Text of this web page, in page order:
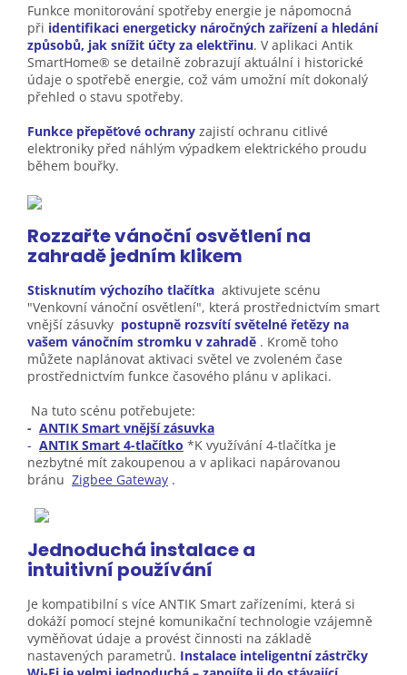
Funkce monitorování spotřeby energie je nápomocná
při identifikaci energeticky náročných zařízení a hledání
způsobů, jak snížit účty za elektřinu. V aplikaci Antik
SmartHome® se detailně zobrazují aktuální i historické
údaje o spotřebě energie, což vám umožní mít dokonalý
přehled o stavu spotřeby.
Funkce přepěťové ochrany zajistí ochranu citlivé
elektroniky před náhlým výpadkem elektrického proudu
během bouřky.
Rozzařte vánoční osvětlení na
zahradě jedním klikem
Stisknutím výchozího tlačítka aktivujete scénu
"Venkovní vánoční osvětlení", která prostřednictvím smart
vnější zásuvky postupně rozsvítí světelné řetězy na
vašem vánočním stromku v zahradě . Kromě toho
můžete naplánovat aktivaci světel ve zvoleném čase
prostřednictvím funkce časového plánu v aplikaci.
Na tuto scénu potřebujete:
- ANTIK Smart vnější zásuvka
- ANTIK Smart 4-tlačítko *K využívání 4-tlačítka je
nezbytné mít zakoupenou a v aplikaci napárovanou
bránu Zigbee Gateway .
Jednoduchá instalace a
intuitivní používání
Je kompatibilní s více ANTIK Smart zařízeními, která si
dokáží pomocí stejné komunikační technologie vzájemně
vyměňovat údaje a provést činnosti na základě
nastavených parametrů. Instalace inteligentní zástrčky